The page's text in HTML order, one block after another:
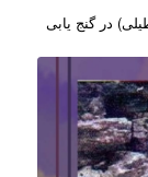
در گنج یابی